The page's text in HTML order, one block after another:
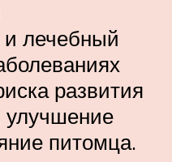
и лечебный
развития
улучшение
питомца.